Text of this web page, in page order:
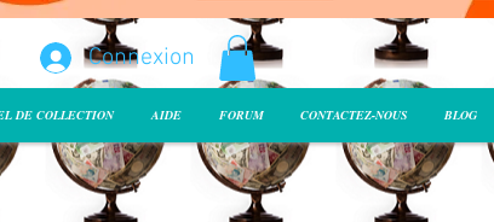
Connexion
DE COLLECTION AIDE FORUM CONTACTEZ-NOUS BLOG